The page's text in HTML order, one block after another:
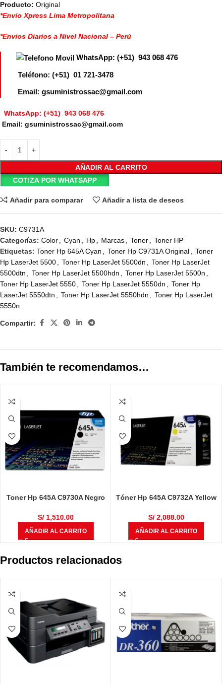
Producto: Original
*Envio Xpress Lima Metropolitana
*Envios Diarios a Nivel Nacional – Perú
WhatsApp: (+51) 943 068 476
Teléfono: (+51) 01 721-3478
Email: gsuministrossac@gmail.com
WhatsApp: (+51) 943 068 476
Email: gsuministrossac@gmail.com
AÑADIR AL CARRITO
COTIZA POR WHATSAPP
Añadir para comparar Añadir a lista de deseos
SKU: C9731A
Categorías: Color, Cyan , Hp, Marcas, Toner, Toner HP
Etiquetas: Toner Hp 645A Cyan , Toner Hp C9731A Original, Toner
Hp LaserJet 5500, Toner Hp LaserJet 5500dn , Toner Hp LaserJet
5500dtn , Toner Hp LaserJet 5500hdn , Toner Hp LaserJet 5500n ,
Toner Hp LaserJet 5550, Toner Hp LaserJet 5550dn , Toner Hp
LaserJet 5550dtn , Toner Hp LaserJet 5550hdn , Toner Hp LaserJet
5550n
Compartir:
También te recomendamos…
Toner Hp 645A C9730A Negro
S/1,510.00
AÑADIR AL CARRITO
Tóner Hp 645A C9732A Yellow
S/2,088.00
AÑADIR AL CARRITO
Productos relacionados